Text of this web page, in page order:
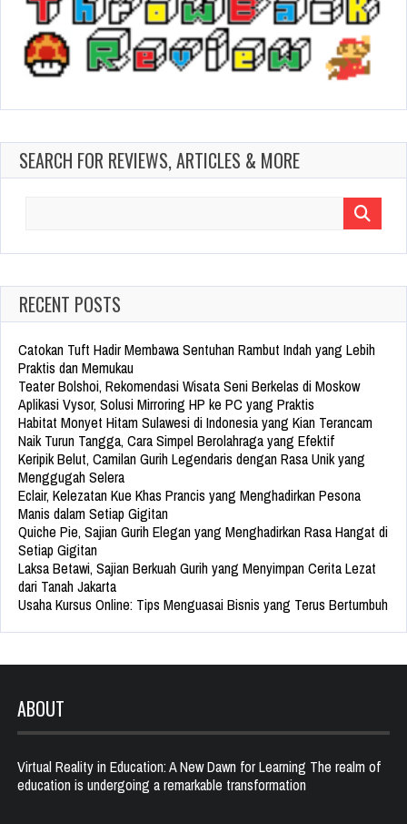
SEARCH FOR REVIEWS, ARTICLES & MORE
RECENT POSTS
Catokan Tuft Hadir Membawa Sentuhan Rambut Indah yang Lebih
Praktis dan Memukau
Teater Bolshoi, Rekomendasi Wisata Seni Berkelas di Moskow
Aplikasi Vysor, Solusi Mirroring HP ke PC yang Praktis
Habitat Monyet Hitam Sulawesi di Indonesia yang Kian Terancam
Naik Turun Tangga, Cara Simpel Berolahraga yang Efektif
Keripik Belut, Camilan Gurih Legendaris dengan Rasa Unik yang
Menggugah Selera
Eclair, Kelezatan Kue Khas Prancis yang Menghadirkan Pesona
Manis dalam Setiap Gigitan
Quiche Pie, Sajian Gurih Elegan yang Menghadirkan Rasa Hangat di
Setiap Gigitan
Laksa Betawi, Sajian Berkuah Gurih yang Menyimpan Cerita Lezat
dari Tanah Jakarta
Usaha Kursus Online: Tips Menguasai Bisnis yang Terus Bertumbuh
ABOUT
Virtual Reality in Education: A New Dawn for Learning The realm of
education is undergoing a remarkable transformation